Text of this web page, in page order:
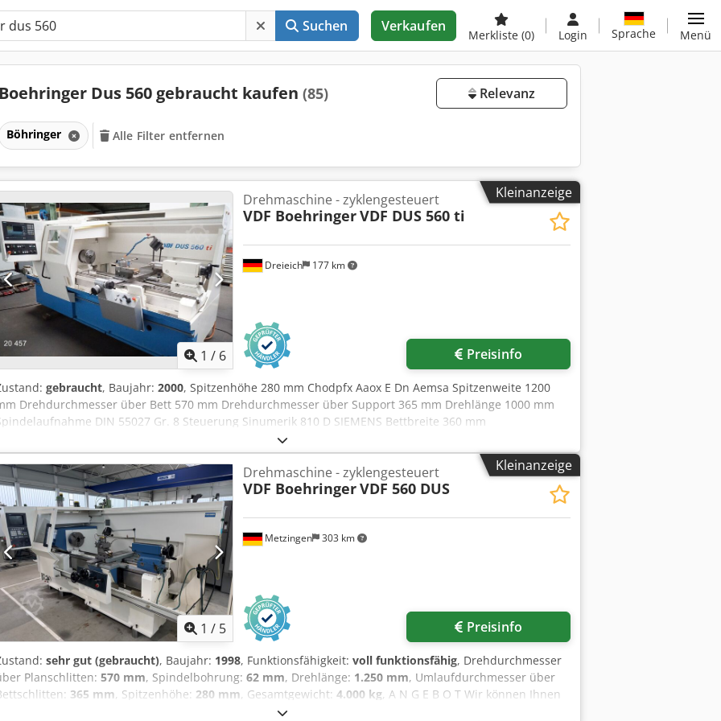
Suchen Verkaufen
Merkliste (0) Login Sprache Menü
Boehringer Dus 560 gebraucht kaufen (85) Relevanz
Böhringer Alle Filter entfernen
Kleinanzeige
1 / 6
Dreieich 177 km
Drehmaschine - zyklengesteuert
VDF BoehringerVDF DUS 560 ti
Preisinfo
gebraucht, Baujahr: 2000, Spitzenhöhe 280 mm Chodpfx Aaox E Dn Aemsa Spitzenweite 1200
Drehdurchmesser über Bett 570 mm Drehdurchmesser über Support 365 mm Drehlänge 1000 mm
DIN 55027 Gr. 8 Steuerung Sinumerik 810 D SIEMENS Bettbreite 360 mm
Spindelbohrung 62 mm Drehzahlbereich 3 - 2500 U/min Vorschub: 5000 mm / min Eilgang - längs/plan 10
min Dreibackenfutter Durchmesser 250 mm Schnellwechselhalter SANDVIK Coromant Capto
Antriebsleistung - Spindelmotor 25 kW Aufnahmekegel in der Reitstockpinole MK 5 Pinolen-Durchmesser
mm Pinolenhub 190 mm Betriebsspannung 400 V Maschinengewicht ca. 5,0 t Raumbedarf ca. 3,55 x
x 1,95 m - Fabrik-Nr.: 2022-3742-03 - Steuerung: SIEMENS Sinumerik 810 D - Eilgang -
- Maschinenleuchte
Kleinanzeige
1 / 5
Metzingen 303 km
Drehmaschine - zyklengesteuert
VDF BoehringerVDF 560 DUS
Preisinfo
sehr gut (gebraucht), Baujahr: 1998, Funktionsfähigkeit: voll funktionsfähig, Drehdurchmesser
Planschlitten: 570 mm, Spindelbohrung: 62 mm, Drehlänge: 1.250 mm, Umlaufdurchmesser über
365 mm, Spitzenhöhe: 280 mm, Gesamtgewicht: 4.000 kg, A N G E B O T Wir können Ihnen
unverbindlich ab Lager, Irrtum und Zwischenverkauf vorbehalten, anbieten : Chedpfx Ajyqw Eqsamsa V D